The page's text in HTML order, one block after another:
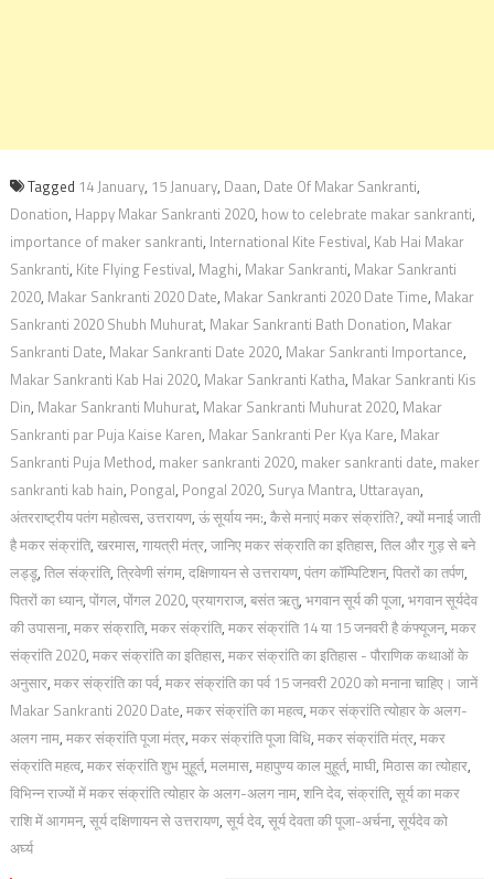
Tagged 14 January, 15 January, Daan, Date Of Makar Sankranti,
Donation, Happy Makar Sankranti 2020, how to celebrate makar sankranti,
importance of maker sankranti, International Kite Festival, Kab Hai Makar
Sankranti, Kite Flying Festival, Maghi, Makar Sankranti, Makar Sankranti
2020, Makar Sankranti 2020 Date, Makar Sankranti 2020 Date Time, Makar
Sankranti 2020 Shubh Muhurat, Makar Sankranti Bath Donation, Makar
Sankranti Date, Makar Sankranti Date 2020, Makar Sankranti Importance,
Makar Sankranti Kab Hai 2020, Makar Sankranti Katha, Makar Sankranti Kis
Din, Makar Sankranti Muhurat, Makar Sankranti Muhurat 2020, Makar
Sankranti par Puja Kaise Karen, Makar Sankranti Per Kya Kare, Makar
Sankranti Puja Method, maker sankranti 2020, maker sankranti date, maker
sankranti kab hain, Pongal, Pongal 2020, Surya Mantra, Uttarayan,
अंतरराष्ट्रीय पतंग महोत्वस, उत्तरायण, ऊं सूर्याय नम:, कैसे मनाएं मकर संक्रांति?, क्यों मनाई जाती
है मकर संक्रांति, खरमास, गायत्री मंत्र, जानिए मकर संक्राति का इतिहास, तिल और गुड़ से बने
लड्डू, तिल संक्रांति, त्रिवेणी संगम, दक्षिणायन से उत्तरायण, पंतग कॉम्पिटिशन, पितरों का तर्पण,
पितरों का ध्यान, पोंगल, पोंगल 2020, प्रयागराज, बसंत ऋतु, भगवान सूर्य की पूजा, भगवान सूर्यदेव
की उपासना, मकर संक्राति, मकर संक्रांति, मकर संक्रांति 14 या 15 जनवरी है कंफ्यूजन, मकर
संक्रांति 2020, मकर संक्रांति का इतिहास, मकर संक्रांति का इतिहास - पौराणिक कथाओं के
अनुसार, मकर संक्रांति का पर्व, मकर संक्रांति का पर्व 15 जनवरी 2020 को मनाना चाहिए। जानें
Makar Sankranti 2020 Date, मकर संक्रांति का महत्व, मकर संक्रांति त्योहार के अलग-
अलग नाम, मकर संक्रांति पूजा मंत्र, मकर संक्रांति पूजा विधि, मकर संक्रांति मंत्र, मकर
संक्रांति महत्व, मकर संक्रांति शुभ मुहूर्त, मलमास, महापुण्य काल मुहूर्त, माघी, मिठास का त्योहार,
विभिन्न राज्यों में मकर संक्रांति त्योहार के अलग-अलग नाम, शनि देव, संक्रांति, सूर्य का मकर
राशि में आगमन, सूर्य दक्षिणायन से उत्तरायण, सूर्य देव, सूर्य देवता की पूजा-अर्चना, सूर्यदेव को
अर्घ्य